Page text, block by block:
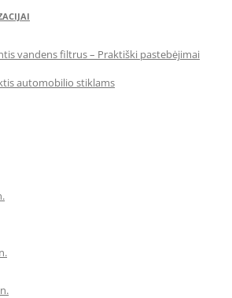
vandens filtrus – Praktiški pastebėjimai
automobilio stiklams